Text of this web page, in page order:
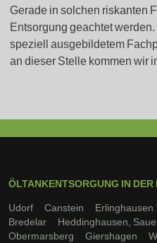
Gerade in solchen riskanten
Entsorgung geachtet
speziell ausgebildetem
an dieser Stelle kommen wir
ÖLTANKENTSORGUNG IN
Udorf
Canstein Erlinghausen
Bredelar
Heddinghausen,
Obermarsberg
Giershagen